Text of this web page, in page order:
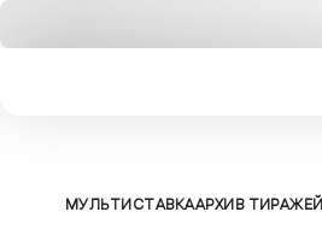
МУЛЬТИСТАВКААРХИВ ТИРАЖЕЙ